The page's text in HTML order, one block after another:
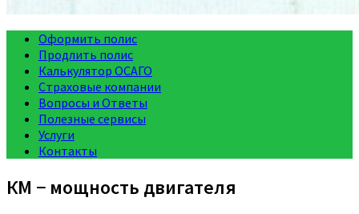
Оформить полис
Продлить полис
Калькулятор ОСАГО
Страховые компании
Вопросы и Ответы
Полезные сервисы
Услуги
Контакты
КМ − мощность двигателя